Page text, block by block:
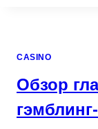
CASINO
Обзор